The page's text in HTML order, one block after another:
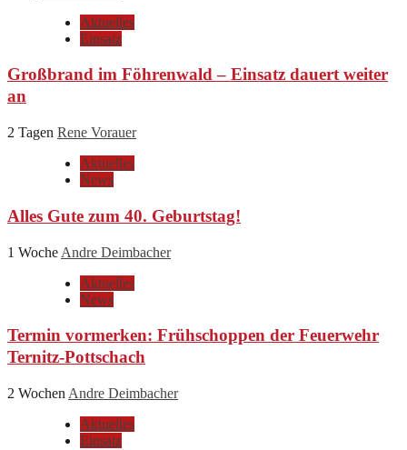
Aktuelles
Einsatz
Großbrand im Föhrenwald – Einsatz dauert weiter
an
2 Tagen Rene Vorauer
Aktuelles
News
Alles Gute zum 40. Geburtstag!
1 Woche Andre Deimbacher
Aktuelles
News
Termin vormerken: Frühschoppen der Feuerwehr
Ternitz-Pottschach
2 Wochen Andre Deimbacher
Aktuelles
Einsatz